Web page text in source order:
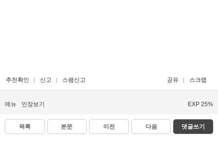
추천확인 신고 스팸신고 공유 스크랩
메뉴 인장보기 EXP 25%
목록 본문 이전 다음 댓글쓰기